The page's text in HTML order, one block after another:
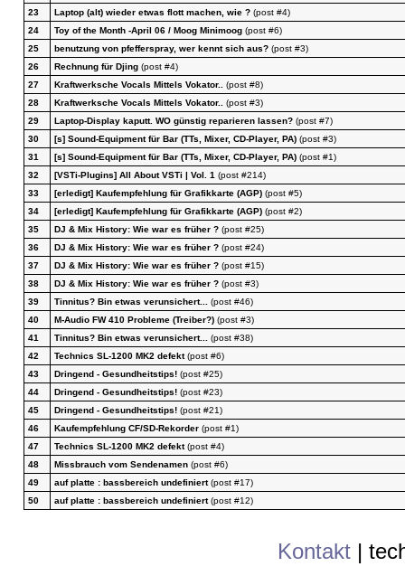
23
Laptop (alt) wieder etwas flott machen, wie ?(post #4)
24
Toy of the Month -April 06 / Moog Minimoog(post #6)
25
benutzung von pfefferspray, wer kennt sich aus?(post #3)
26
Rechnung für Djing(post #4)
27
Kraftwerksche Vocals Mittels Vokator..
(post #8)
28
Kraftwerksche Vocals Mittels Vokator..
(post #3)
29
Laptop-Display kaputt. WO günstig reparieren lassen?(post #7)
30
[s] Sound-Equipment für Bar (TTs, Mixer, CD-Player, PA)(post #3)
31
[s] Sound-Equipment für Bar (TTs, Mixer, CD-Player, PA)(post #1)
32
[VSTi-Plugins] All About VSTi | Vol. 1 (post #214)
33
[erledigt] Kaufempfehlung für Grafikkarte (AGP)(post #5)
34
[erledigt] Kaufempfehlung für Grafikkarte (AGP)(post #2)
35
DJ & Mix History: Wie war es früher ?(post #25)
36
DJ & Mix History: Wie war es früher ?(post #24)
37
DJ & Mix History: Wie war es früher ?(post #15)
38
DJ & Mix History: Wie war es früher ?(post #3)
39
Tinnitus? Bin etwas verunsichert...
(post #46)
40
M-Audio FW 410 Probleme (Treiber?)(post #3)
41
Tinnitus? Bin etwas verunsichert...
(post #38)
42
Technics SL-1200 MK2 defekt(post #6)
43
Dringend - Gesundheitstips!(post #25)
44
Dringend - Gesundheitstips!(post #23)
45
Dringend - Gesundheitstips!(post #21)
46
Kaufempfehlung CF/SD-Rekorder(post #1)
47
Technics SL-1200 MK2 defekt(post #4)
48
Missbrauch vom Sendenamen(post #6)
49
auf platte : bassbereich undefiniert(post #17)
50
auf platte : bassbereich undefiniert(post #12)
Kontakt |